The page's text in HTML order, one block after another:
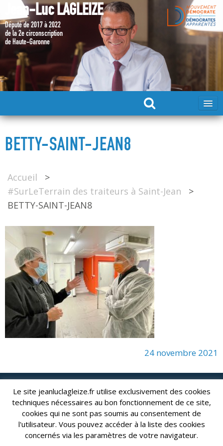
Jean-Luc LAGLEIZE
Député de 2017 à 2022
de la 2e circonscription
de Haute-Garonne
DÉPUTÉ 2017 – 2022
BETTY-SAINT-JEAN8
Accueil
>
#SurLeTerrain des traiteurs à Saint-Jean
>
BETTY-SAINT-JEAN8
24 novembre 2021
Jean-Luc LAGLEIZE - e-mail : lagleize2024@gmail.com
Mentions Légales- Copyright © 2024. Tous droits réservés.
Le site jeanluclagleize.fr utilise exclusivement des cookies
techniques nécessaires au bon fonctionnement de ce site,
cookies qui ne sont pas soumis au consentement de
l'utilisateur. Vous pouvez accéder à la liste des cookies
concernés via les paramètres de votre navigateur.